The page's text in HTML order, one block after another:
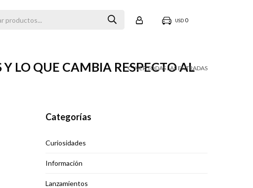
USD 0
Y LO QUE CAMBIA RESPECTO AL
VER TODAS LAS ENTRADAS
Categorías
Curiosidades
Información
Lanzamientos